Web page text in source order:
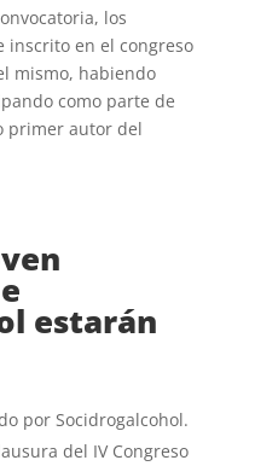
los
inscrito en el congreso
mismo, habiendo
como parte de
primer autor del
estarán
por Socidrogalcohol.
del IV Congreso